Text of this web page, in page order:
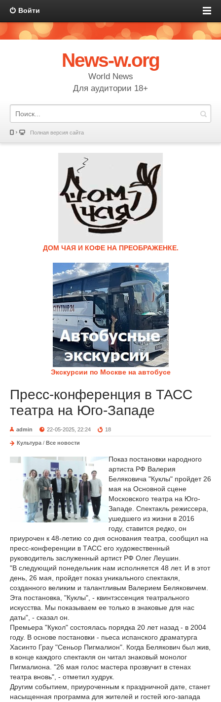
Войти
News-w.org
World News
Для аудитории 18+
Полная версия сайта
ДОМ ЧАЯ И КОФЕ НА ПРЕОБРАЖЕНКЕ.
Экскурсии по Москве на автобусе
Пресс-конференция в ТАСС
театра на Юго-Западе
admin 22-05-2025, 22:24 18
Культура / Все новости
Показ постановки народного
артиста РФ Валерия
Беляковича "Куклы" пройдет 26
мая на Основной сцене
Московского театра на Юго-
Западе. Спектакль режиссера,
ушедшего из жизни в 2016
году, ставится редко, он
приурочен к 48-летию со дня основания театра, сообщил на
пресс-конференции в ТАСС его художественный
руководитель заслуженный артист РФ Олег Леушин.
"В следующий понедельник нам исполняется 48 лет. И в этот
день, 26 мая, пройдет показ уникального спектакля,
созданного великим и талантливым Валерием Беляковичем.
Эта постановка, "Куклы", - квинтэссенция театрального
искусства. Мы показываем ее только в знаковые для нас
даты", - сказал он.
Премьера "Кукол" состоялась порядка 20 лет назад - в 2004
году. В основе постановки - пьеса испанского драматурга
Хасинто Грау "Сеньор Пигмалион". Когда Белякович был жив,
в конце каждого спектакля он читал знаковый монолог
Пигмалиона. "26 мая голос мастера прозвучит в стенах
театра вновь", - отметил худрук.
Другим событием, приуроченным к праздничной дате, станет
насыщенная программа для жителей и гостей юго-запада